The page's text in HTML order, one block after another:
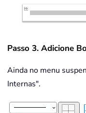
Passo 3. Adicione
Ainda no menu
Internas".